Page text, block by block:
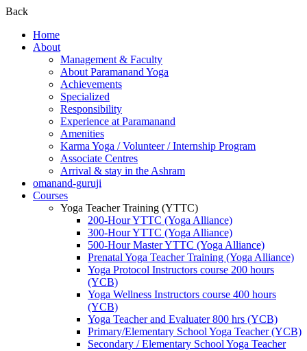
Back
Home
About
Management & Faculty
About Paramanand Yoga
Achievements
Specialized
Responsibility
Experience at Paramanand
Amenities
Karma Yoga / Volunteer / Internship Program
Associate Centres
Arrival & stay in the Ashram
omanand-guruji
Courses
Yoga Teacher Training (YTTC)
200-Hour YTTC (Yoga Alliance)
300-Hour YTTC (Yoga Alliance)
500-Hour Master YTTC (Yoga Alliance)
Prenatal Yoga Teacher Training (Yoga Alliance)
Yoga Protocol Instructors course 200 hours
(YCB)
Yoga Wellness Instructors course 400 hours
(YCB)
Yoga Teacher and Evaluater 800 hrs (YCB)
Primary/Elementary School Yoga Teacher (YCB)
Secondary / Elementary School Yoga Teacher